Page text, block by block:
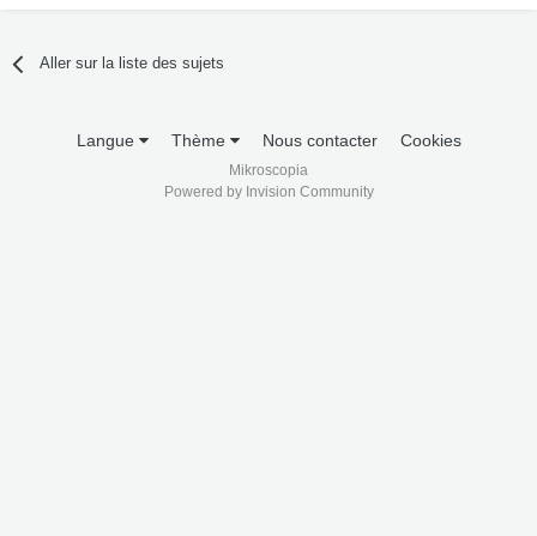
Aller sur la liste des sujets
Langue Thème Nous contacter Cookies
Mikroscopia
Powered by Invision Community